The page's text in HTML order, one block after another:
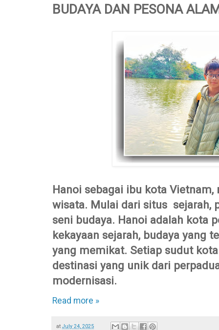
BUDAYA DAN PESONA
Hanoi sebagai ibu kota
wisata. Mulai dari situs sejarah,
seni budaya. Hanoi adalah kota
kekayaan sejarah, budaya yang
yang memikat. Setiap sudut
destinasi yang unik dari
modernisasi.
Read more »
at July 24, 2025